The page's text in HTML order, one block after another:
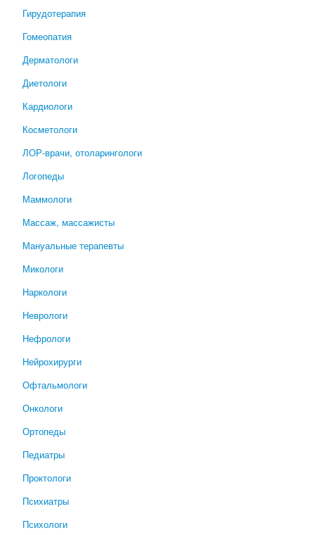
Гирудотерапия
Гомеопатия
Дерматологи
Диетологи
Кардиологи
Косметологи
ЛОР-врачи, отоларингологи
Логопеды
Маммологи
Массаж, массажисты
Мануальные терапевты
Микологи
Наркологи
Неврологи
Нефрологи
Нейрохирурги
Офтальмологи
Онкологи
Ортопеды
Педиатры
Проктологи
Психиатры
Психологи